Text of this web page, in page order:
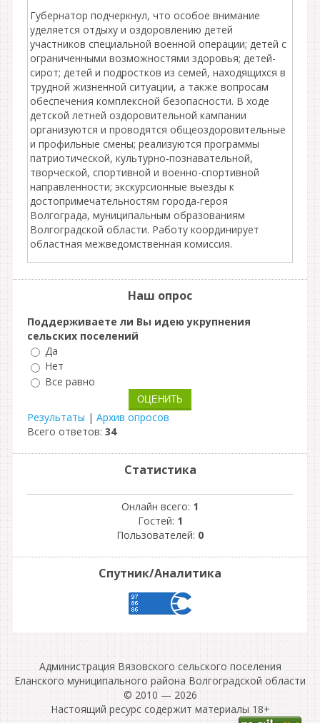
Губернатор подчеркнул, что особое внимание
уделяется отдыху и оздоровлению детей
участников специальной военной операции; детей с
ограниченными возможностями здоровья; детей-
сирот; детей и подростков из семей, находящихся в
трудной жизненной ситуации, а также вопросам
обеспечения комплексной безопасности. В ходе
детской летней оздоровительной кампании
организуются и проводятся общеоздоровительные
и профильные смены; реализуются программы
патриотической, культурно-познавательной,
творческой, спортивной и военно-спортивной
направленности; экскурсионные выезды к
достопримечательностям города-героя
Волгограда, муниципальным образованиям
Волгоградской области. Работу координирует
областная межведомственная комиссия.
Наш опрос
Поддерживаете ли Вы идею укрупнения
сельских поселений
Да
Нет
Все равно
Результаты | Архив опросов
Всего ответов: 34
Статистика
Онлайн всего: 1
Гостей: 1
Пользователей: 0
Спутник/Аналитика
Администрация Вязовского сельского поселения
Еланского муниципального района Волгоградской области
© 2010 — 2026
Настоящий ресурс содержит материалы 18+